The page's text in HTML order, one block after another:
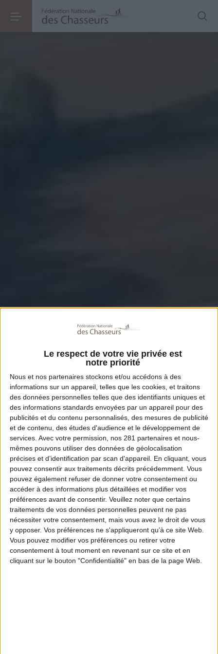
Le respect de votre vie privée est
notre priorité
Nous et nos partenaires stockons et/ou accédons à des
informations sur un appareil, telles que les cookies, et traitons
des données personnelles telles que des identifiants uniques et
des informations standards envoyées par un appareil pour des
publicités et du contenu personnalisés, des mesures de publicité
et de contenu, des études d'audience et le développement de
services. Avec votre permission, nos 281 partenaires et nous-
mêmes pouvons utiliser des données de géolocalisation
précises et d’identification par scan d'appareil. En cliquant, vous
pouvez consentir aux traitements décrits précédemment. Vous
pouvez également refuser de donner votre consentement ou
accéder à des informations plus détaillées et modifier vos
préférences avant de consentir. Veuillez noter que certains
traitements de vos données personnelles peuvent ne pas
nécessiter votre consentement, mais vous avez le droit de vous
y opposer. Vos préférences ne s'appliqueront qu’à ce site Web.
Vous pouvez modifier vos préférences ou retirer votre
consentement à tout moment en revenant sur ce site et en
cliquant sur le bouton "Confidentialité" en bas de la page Web.